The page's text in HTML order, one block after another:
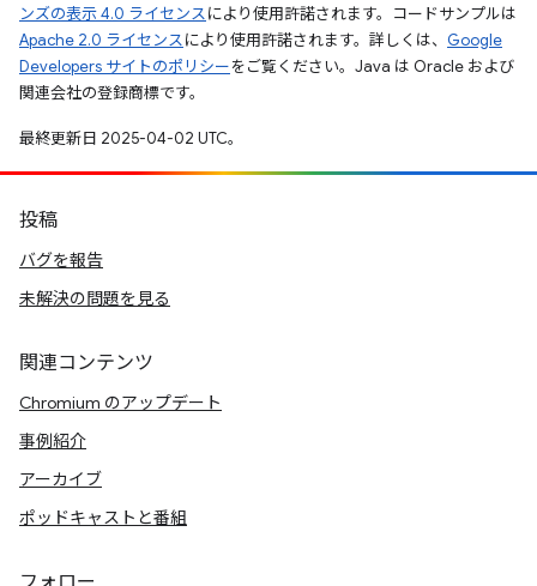
ンズの表示 4.0 ライセンスにより使用許諾されます。コードサンプルは
Apache 2.0 ライセンスにより使用許諾されます。詳しくは、 Google
Developers サイトのポリシーをご覧ください。Java は Oracle および
関連会社の登録商標です。
最終更新日 2025-04-02 UTC。
投稿
バグを報告
未解決の問題を見る
関連コンテンツ
Chromium のアップデート
事例紹介
アーカイブ
ポッドキャストと番組